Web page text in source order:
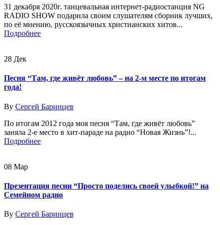
31 декабря 2020г. танцевальная интернет-радиостанция NG
RADIO SHOW подарила своим слушателям сборник лучших,
по её мнению, русскоязычных христианских хитов...
Подробнее
28 Дек
Песня “Там, где живёт любовь” – на 2-м месте по итогам
года!
By Сергей Баринцев
По итогам 2012 года моя песня “Там, где живёт любовь”
заняла 2-е место в хит-параде на радио “Новая Жизнь”!...
Подробнее
08 Мар
Презентация песни “Просто поделись своей улыбкой!” на
Семейном радио
By Сергей Баринцев